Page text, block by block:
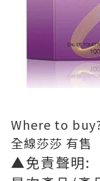
Where to
全線莎莎 有售
▲免責聲明: